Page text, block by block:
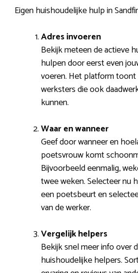
Eigen huishoudelijke hulp in
Adres invoeren
Bekijk meteen de actieve
hulpen door eerst even
voeren. Het platform
werksters die ook
kunnen.
Waar en wanneer
Geef door wanneer en
poetsvrouw komt
Bijvoorbeeld eenmalig,
twee weken. Selecteer nu
een poetsbeurt en
van de werker.
Vergelijk helpers
Bekijk snel meer info over
huishoudelijke helpers.